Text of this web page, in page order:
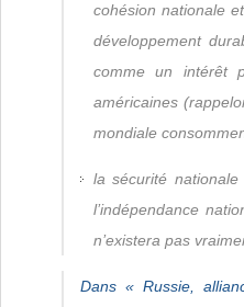
cohésion nationale
développement
comme un intérêt
américaines
mondiale
la sécurité
l’indépendance
n’existera pas
Dans « Russie,